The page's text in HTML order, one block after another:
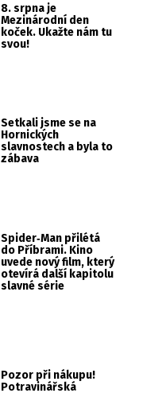
8. srpna je
Mezinárodní den
koček. Ukažte nám tu
svou!
Setkali jsme se na
Hornických
slavnostech a byla to
zábava
Spider‑Man přilétá
do Příbrami. Kino
uvede nový film, který
otevírá další kapitolu
slavné série
Pozor při nákupu!
Potravinářská